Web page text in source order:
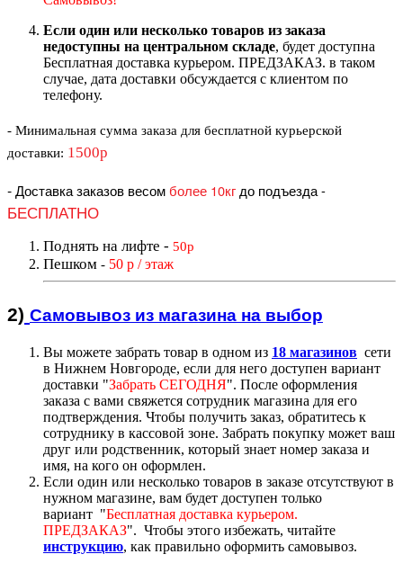
Если один или несколько товаров из заказа
недоступны на центральном складе, будет доступна
Бесплатная доставка курьером. ПРЕДЗАКАЗ. в таком
случае, дата доставки обсуждается с клиентом по
телефону.
- Минимальная сумма заказа для бесплатной курьерской
доставки: 1500р
-Доставка заказов весомболее 10кгдо подъезда-
БЕСПЛАТНО
Поднять на лифте - 50р
Пешком - 50 р / этаж
2) Самовывоз из магазина на выбор
Вы можете забрать товар в одном из 18 магазинов сети
в Нижнем Новгороде, если для него доступен вариант
доставки "Забрать СЕГОДНЯ". После оформления
заказа с вами свяжется сотрудник магазина для его
подтверждения. Чтобы получить заказ, обратитесь к
сотруднику в кассовой зоне. Забрать покупку может ваш
друг или родственник, который знает номер заказа и
имя, на кого он оформлен.
Если один или несколько товаров в заказе отсутствуют в
нужном магазине, вам будет доступен только
вариант "Бесплатная доставка курьером.
ПРЕДЗАКАЗ". Чтобы этого избежать, читайте
инструкцию, как правильно оформить самовывоз.